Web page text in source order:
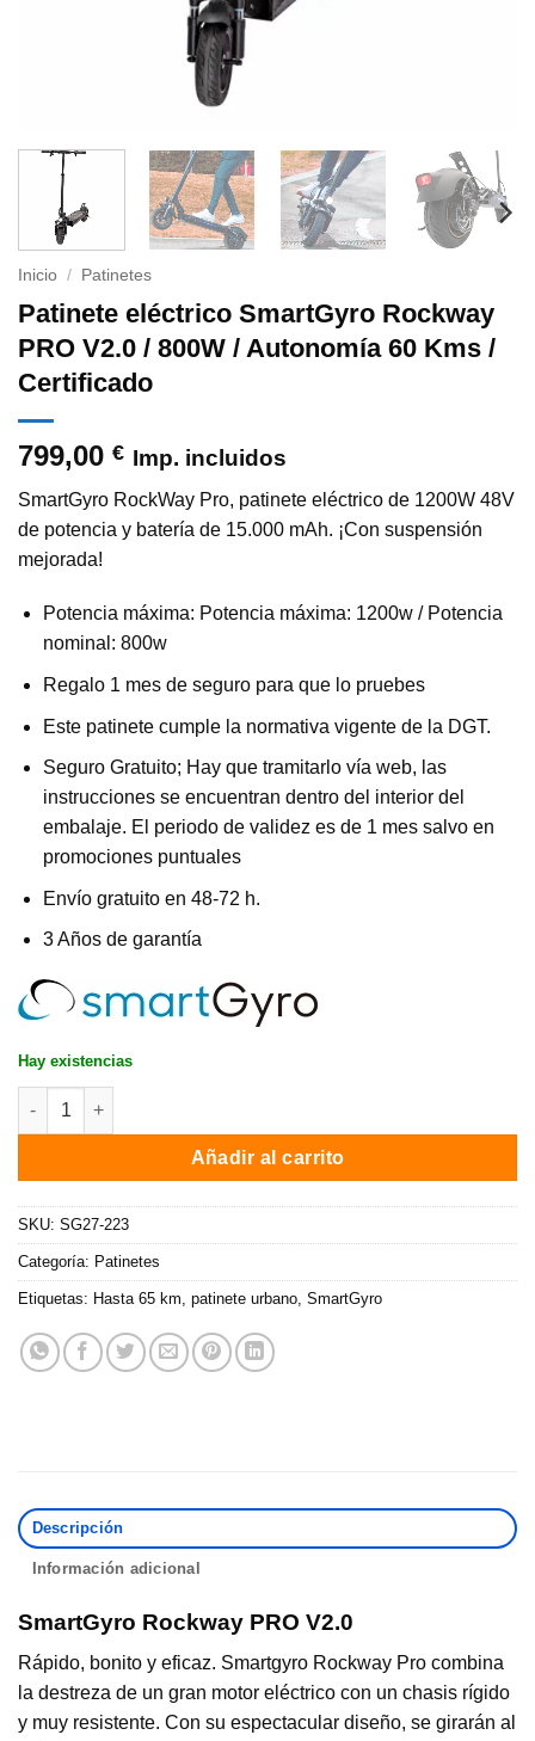
Inicio / Patinetes
Patinete eléctrico SmartGyro Rockway
PRO V2.0 / 800W / Autonomía 60 Kms /
Certificado
799,00 € Imp. incluidos
SmartGyro RockWay Pro, patinete eléctrico de 1200W 48V
de potencia y batería de 15.000 mAh. ¡Con suspensión
mejorada!
Potencia máxima: Potencia máxima: 1200w / Potencia
nominal: 800w
Regalo 1 mes de seguro para que lo pruebes
Este patinete cumple la normativa vigente de la DGT.
Seguro Gratuito; Hay que tramitarlo vía web, las
instrucciones se encuentran dentro del interior del
embalaje. El periodo de validez es de 1 mes salvo en
promociones puntuales
Envío gratuito en 48-72 h.
3 Años de garantía
Hay existencias
Patinete eléctrico SmartGyro Rockway PRO V2.0 / 800W /
Añadir al carrito
SKU: SG27-223
Categoría: Patinetes
Etiquetas: Hasta 65 km patinete urbano SmartGyro
Descripción
Información adicional
SmartGyro Rockway PRO V2.0
Rápido, bonito y eficaz. Smartgyro Rockway Pro combina
la destreza de un gran motor eléctrico con un chasis rígido
y muy resistente. Con su espectacular diseño, se girarán al